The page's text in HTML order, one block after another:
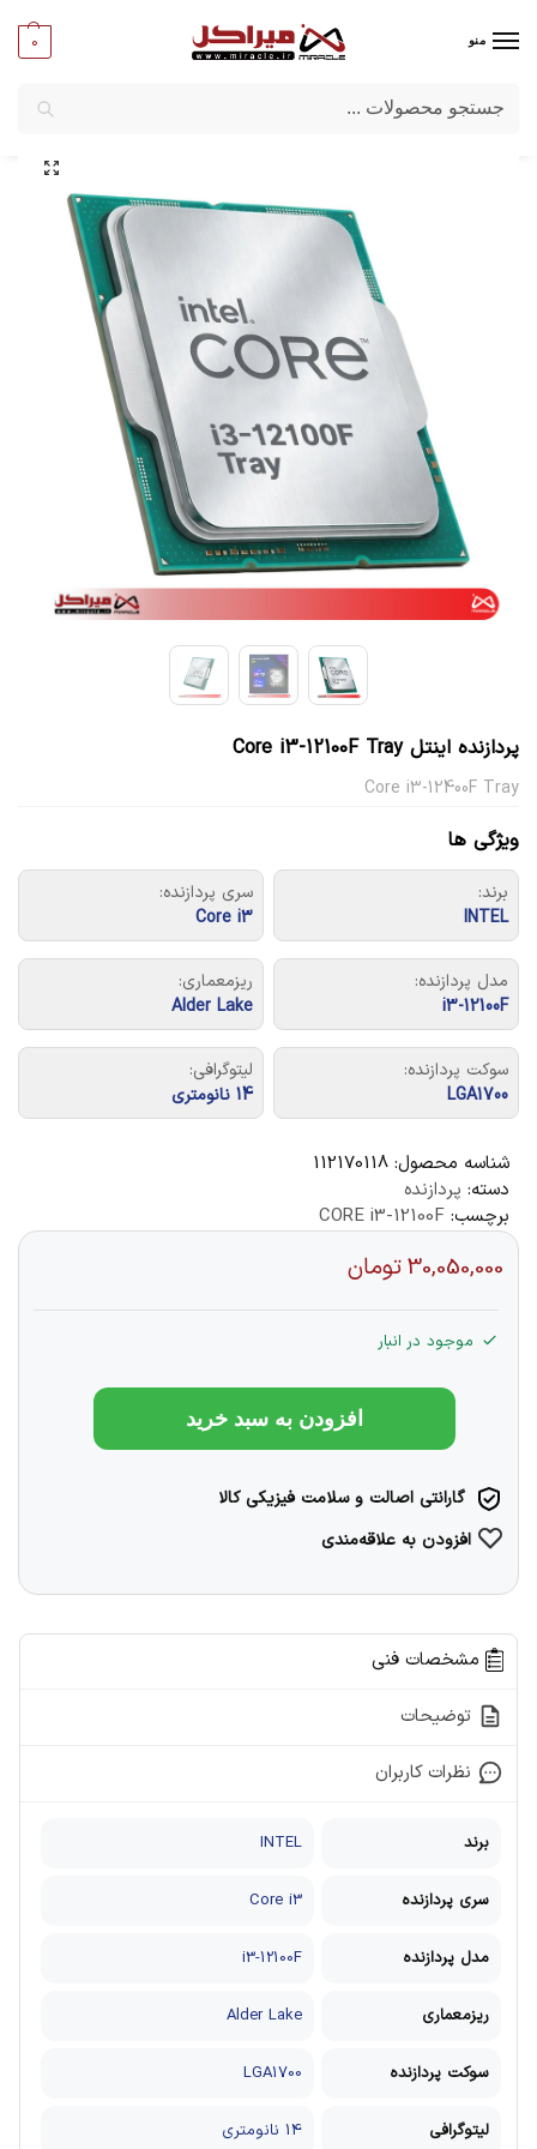
منو 0
میراکل/کامپیوتر/قطعات اصلی
پردازنده اینتل Core i3-12100F Tray
Core i3-12400F Tray
ویژگی ها
برند:
INTEL
سری پردازنده:
Core i3
مدل پردازنده:
i3-12100F
ریزمعماری:
Alder Lake
سوکت پردازنده:
LGA1700
لیتوگرافی:
14 نانومتری
شناسه محصول: 112170118
دسته: پردازنده
برچسب: CORE i3-12100F
30,050,000تومان
موجود در انبار
افزودن به سبد خرید
گارانتی اصالت و سلامت فیزیکی کالا
افزودن به علاقه‌مندی
مشخصات فنی
توضیحات
نظرات کاربران
برند INTEL
سری پردازنده Core i3
مدل پردازنده i3-12100F
ریزمعماری Alder Lake
سوکت پردازنده LGA1700
لیتوگرافی 14 نانومتری